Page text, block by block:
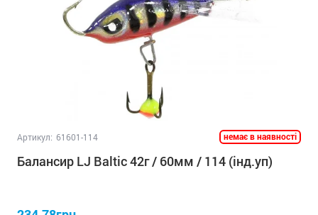
Артикул: 61601-114 немає в наявності
Балансир LJ Baltic 42г / 60мм / 114 (інд.уп)